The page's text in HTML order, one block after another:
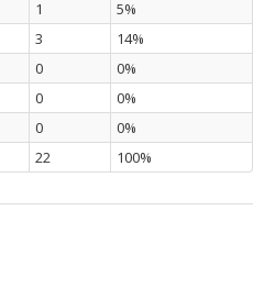
1
5%
3
14%
0
0%
0
0%
0
0%
22 100%